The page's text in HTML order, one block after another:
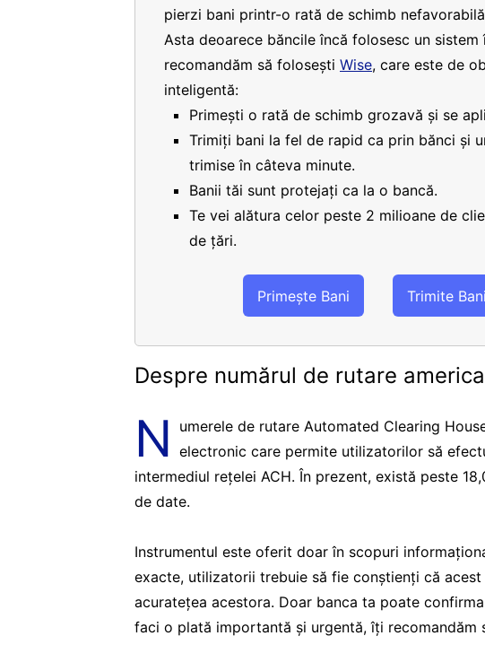
pierzi bani printr-o rată de schimb
Asta deoarece băncile încă folosesc un
recomandăm să folosești Wise, care este de
inteligentă:
Primești o rată de schimb grozavă și se
Trimiți bani la fel de rapid ca prin bănci și
trimise în câteva minute.
Banii tăi sunt protejați ca la o bancă.
Te vei alătura celor peste 2 milioane de
de țări.
Primește Bani Trimite Bani
Despre numărul de rutare
N
umerele de rutare Automated Clearing
electronic care permite utilizatorilor să
intermediul rețelei ACH. În prezent, există peste
de date.
Instrumentul este oferit doar în scopuri
exacte, utilizatorii trebuie să fie conștienți că
acuratețea acestora. Doar banca ta poate
faci o plată importantă și urgentă, îți recomandăm